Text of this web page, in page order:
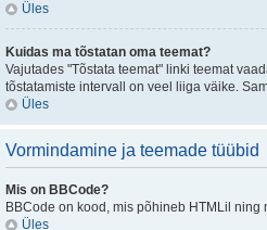
Üles
Kuidas ma tõstatan oma teemat?
Vajutades "Tõstata teemat" linki teemat
tõstatamiste intervall on veel liiga väike.
Üles
Vormindamine ja teemade tüübid
Mis on BBCode?
BBCode on kood, mis põhineb HTMLil
Üles